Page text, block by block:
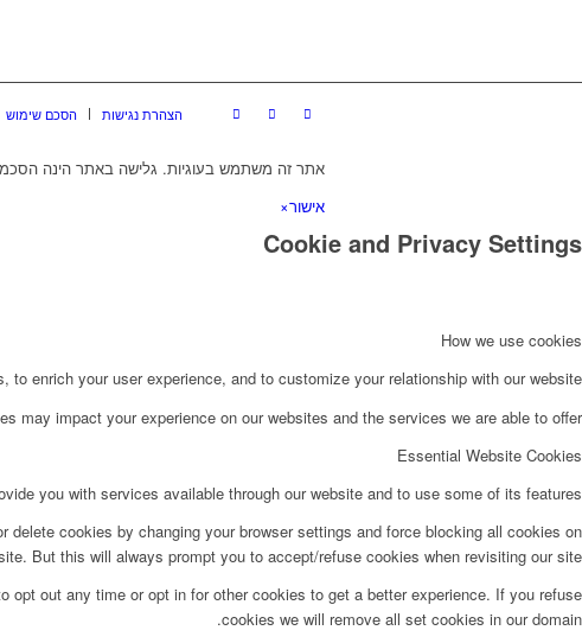
הסכם שימוש הצהרת נגישות
אתר זה משתמש בעוגיות. גלישה באתר הינה
אישור×
Cookie and Privacy Settings
How we use cookies
enrich your user experience, and to customize your relationship with our website.
impact your experience on our websites and the services we are able to offer.
Essential Website Cookies
you with services available through our website and to use some of its features.
cookies by changing your browser settings and force blocking all cookies on
But this will always prompt you to accept/refuse cookies when revisiting our site.
out any time or opt in for other cookies to get a better experience. If you refuse
cookies we will remove all set cookies in our domain.